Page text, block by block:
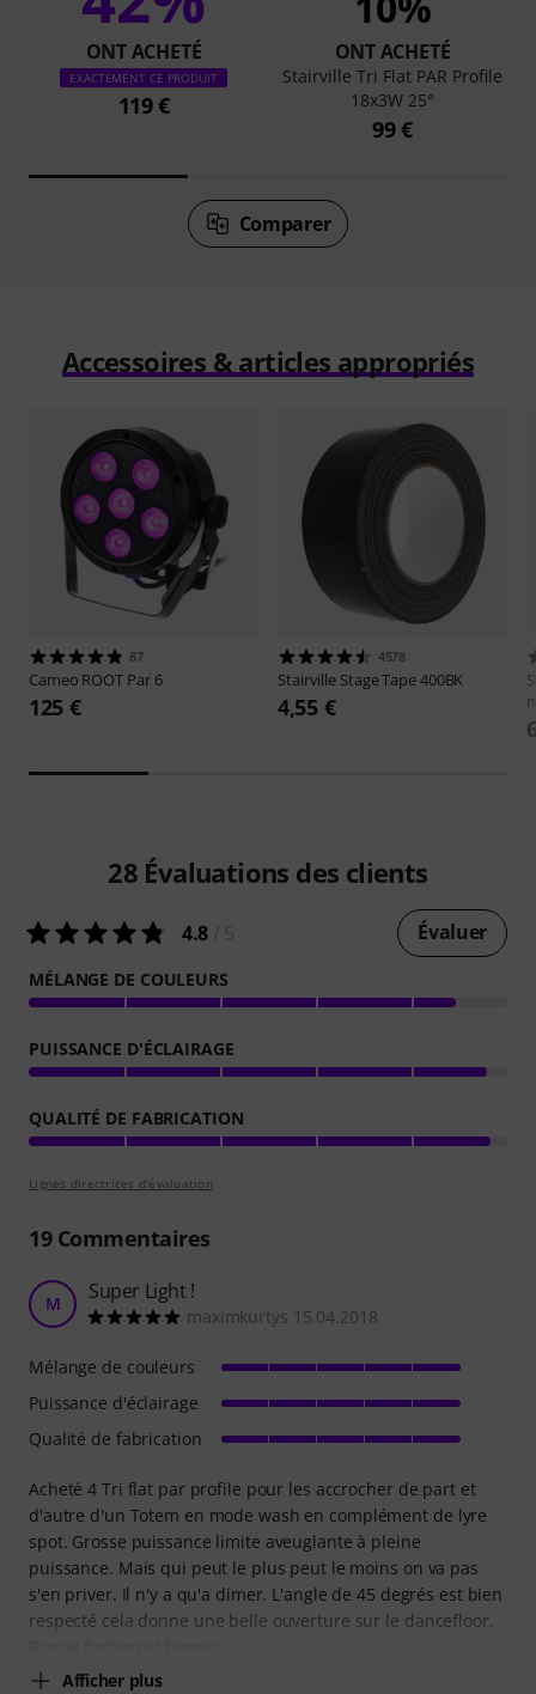
ONT ACHETÉ
EXACTEMENT CE PRODUIT
119 €
ONT ACHETÉ
Stairville Tri Flat PAR Profile
18x3W 25°
99 €
Comparer
Accessoires & articles appropriés
87
Cameo ROOT Par 6
125 €
4578
Stairville Stage Tape 400BK
4,55 €
28 Évaluations des clients
4.8 Évaluer
MÉLANGE DE COULEURS
PUISSANCE D'ÉCLAIRAGE
QUALITÉ DE FABRICATION
Lignes directrices d'évaluation
19Commentaires
M Super Light !
maximkurtys 15.04.2018
Acheté 4 Tri flat par profile pour les accrocher de part et
d'autre d'un Totem en mode wash en complément de lyre
spot. Grosse puissance limite aveuglante à pleine
puissance. Mais qui peut le plus peut le moins on va pas
s'en priver. Il n'y a qu'a dimer. L'angle de 45 degrés est bien
respecté cela donne une belle ouverture sur le dancefloor.
Afficher plus
Mélange de couleurs
Puissance d'éclairage
Qualité de fabrication